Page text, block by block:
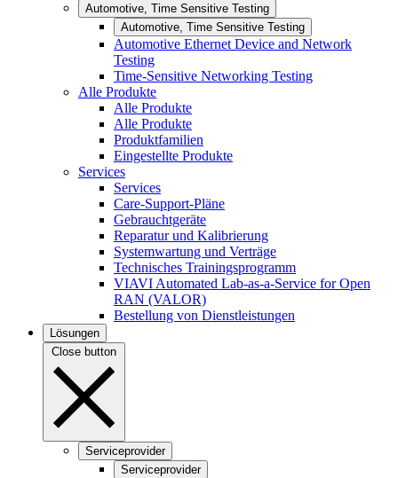
Automotive, Time Sensitive Testing
Automotive, Time Sensitive Testing
Automotive Ethernet Device and Network
Testing
Time-Sensitive Networking Testing
Alle Produkte
Alle Produkte
Alle Produkte
Produktfamilien
Eingestellte Produkte
Services
Services
Care-Support-Pläne
Gebrauchtgeräte
Reparatur und Kalibrierung
Systemwartung und Verträge
Technisches Trainingsprogramm
VIAVI Automated Lab-as-a-Service for Open
RAN (VALOR)
Bestellung von Dienstleistungen
Lösungen
Close button
Serviceprovider
Serviceprovider